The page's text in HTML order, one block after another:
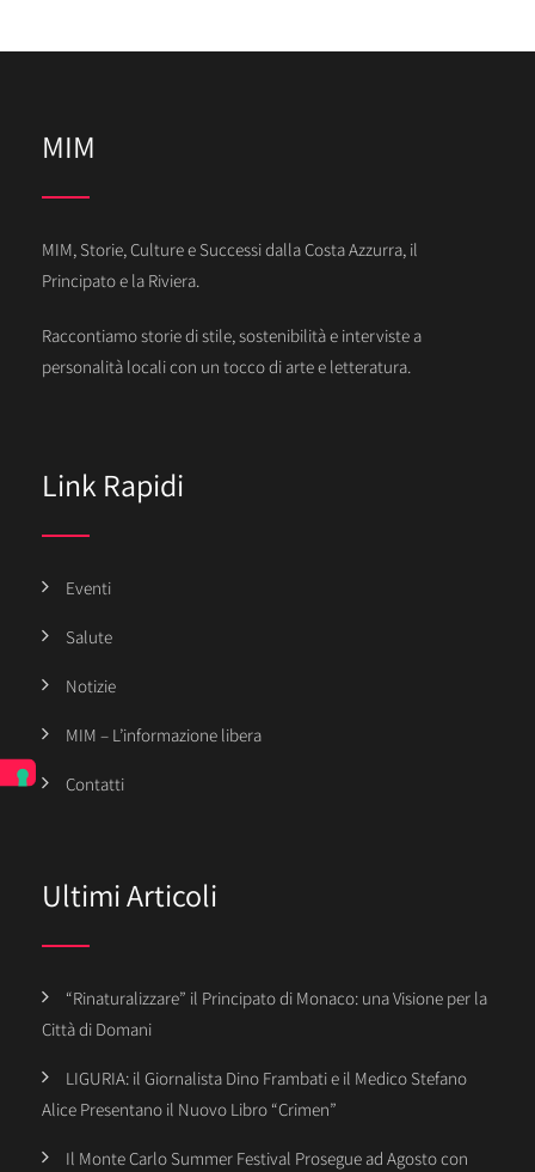
MIM
MIM, Storie, Culture e Successi dalla Costa Azzurra, il
Principato e la Riviera.
Raccontiamo storie di stile, sostenibilità e interviste a
personalità locali con un tocco di arte e letteratura.
Link Rapidi
Eventi
Salute
Notizie
MIM – L’informazione libera
Contatti
Ultimi Articoli
“Rinaturalizzare” il Principato di Monaco: una Visione per la
Città di Domani
LIGURIA: il Giornalista Dino Frambati e il Medico Stefano
Alice Presentano il Nuovo Libro “Crimen”
Il Monte Carlo Summer Festival Prosegue ad Agosto con